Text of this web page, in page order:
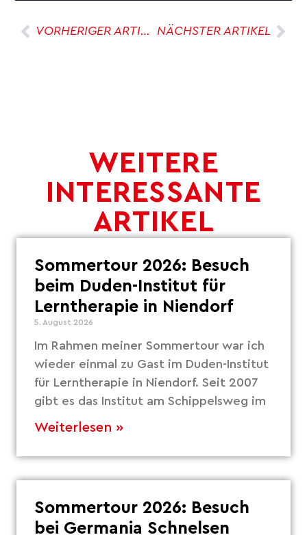
VORHERIGER ARTIKEL NÄCHSTER ARTIKEL
WEITERE
INTERESSANTE
ARTIKEL
Sommertour 2026: Besuch
beim Duden-Institut für
Lerntherapie in Niendorf
5. August 2026
Im Rahmen meiner Sommertour war ich
wieder einmal zu Gast im Duden-Institut
für Lerntherapie in Niendorf. Seit 2007
gibt es das Institut am Schippelsweg im
Weiterlesen »
Sommertour 2026: Besuch
bei Germania Schnelsen